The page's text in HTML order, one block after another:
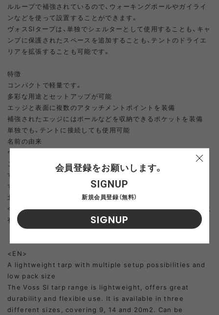
ルループで補強されているので、ウォーキングポールやガイライ
ンなどを使って設置することができます。
ヴォスSIタープは、単独でシェルターとして使用することも、キャ
ンプに保護されたスペースを追加することも、テントのドライエ
リアを拡張することも可能です。
特徴
コンパクトで軽量です。
多彩な用途とセットアップが可能
エッジと表面に複数のアタッチメントポイントを装備
補強されたエッジにはポールなどを収納できるポケットを装備
単独でも、テントに接続しても使用可能
名前の由来
ヴォスは、ノルウェーのホルダランド県にある自治体です。
ここでは、高い山々と、広大な針葉樹林や155種以上の鳥類が生息
する広大な氾濫原を持つ豊かで肥沃な谷の両方の自然が楽しめま
す。
北欧の言葉でVǫrsは「波」や「海」を意味します。
今日、ヴォスは主に冬のリゾート地として知られており、世界的に
有名なバイアスロンやアルペンの選手を数多く輩出しています。
<EN>
A lightweight tarp with multiple setup possibilities and
low pack size
The Voss SI tarp range is lightweight, offers great
durability and flexible use. It is available in three
different sizes, covering 9, 14 and 20m2. Can be
会員登録をお願いします。
SIGNUP
新規会員登録（無料）
SIGNUP